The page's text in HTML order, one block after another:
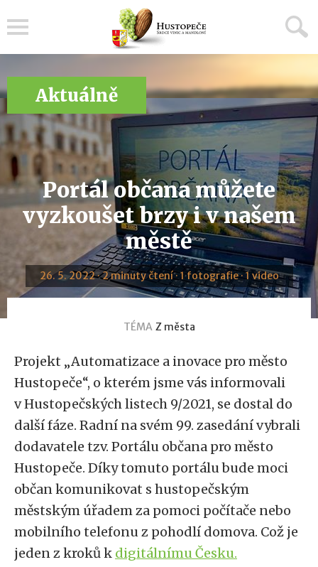
Aktuálně
Portál občana můžete
vyzkoušet brzy i v našem
městě
26. 5. 2022 · 2 minuty čtení · 1 fotografie · 1 video
TÉMA Z města
Projekt „Automatizace a inovace pro město
Hustopeče“, o kterém jsme vás informovali
v Hustopečských listech 9/2021, se dostal do
další fáze. Radní na svém 99. zasedání vybrali
dodavatele tzv. Portálu občana pro město
Hustopeče. Díky tomuto portálu bude moci
občan komunikovat s hustopečským
městským úřadem za pomoci počítače nebo
mobilního telefonu z pohodlí domova. Což je
jeden z kroků k digitálnímu Česku.